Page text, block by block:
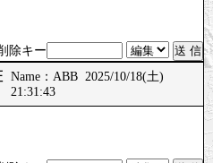
除キー
Name：ABB 2025/10/18(土)
21:31:43